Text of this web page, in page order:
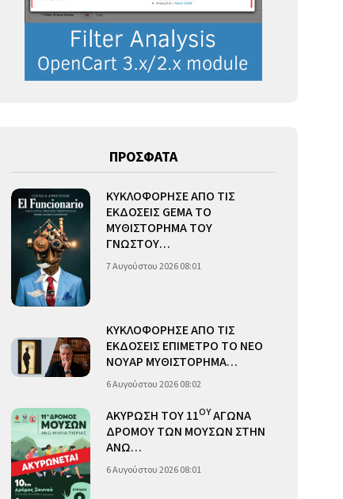
ΠΡΟΣΦΑΤΑ
ΚΥΚΛΟΦΟΡΗΣΕ ΑΠΟ ΤΙΣ
ΕΚΔΟΣΕΙΣ GEMA ΤΟ
ΜΥΘΙΣΤΟΡΗΜΑ ΤΟΥ
ΓΝΩΣΤΟΥ…
7 Αυγούστου 2026 08:01
ΚΥΚΛΟΦΟΡΗΣΕ ΑΠΟ ΤΙΣ
ΕΚΔΟΣΕΙΣ ΕΠΙΜΕΤΡΟ ΤΟ ΝΕΟ
ΝΟΥΑΡ ΜΥΘΙΣΤΟΡΗΜΑ…
6 Αυγούστου 2026 08:02
ΑΚΥΡΩΣΗ ΤΟΥ 11ΟΥΑΓΩΝΑ
ΔΡΟΜΟΥ ΤΩΝ ΜΟΥΣΩΝ ΣΤΗΝ
ΑΝΩ…
6 Αυγούστου 2026 08:01